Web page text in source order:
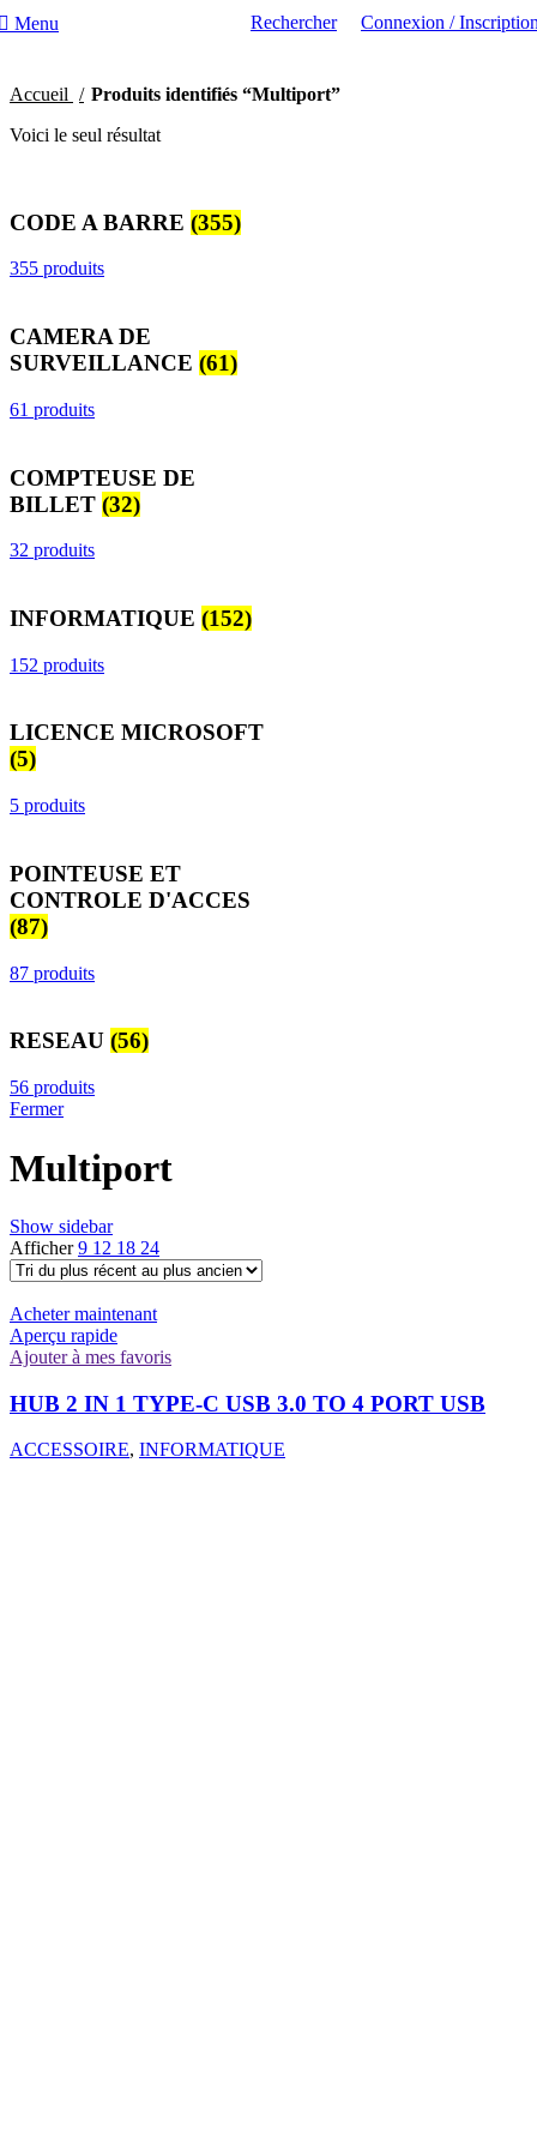
Menu Rechercher Connexion /
Accueil
Produits identifiés “Multiport”
Voici le seul résultat
CODE A BARRE (355)
355 produits
CAMERA DE
SURVEILLANCE (61)
61 produits
COMPTEUSE DE
BILLET (32)
32 produits
INFORMATIQUE (152)
152 produits
LICENCE MICROSOFT
(5)
5 produits
POINTEUSE ET
CONTROLE D'ACCES
(87)
87 produits
RESEAU (56)
56 produits
Fermer
Multiport
Show sidebar
Afficher9 12 18 24
Acheter maintenant
Aperçu rapide
Ajouter à mes favoris
HUB 2 IN 1 TYPE-C USB 3.0 TO 4 PORT USB
ACCESSOIRE, INFORMATIQUE